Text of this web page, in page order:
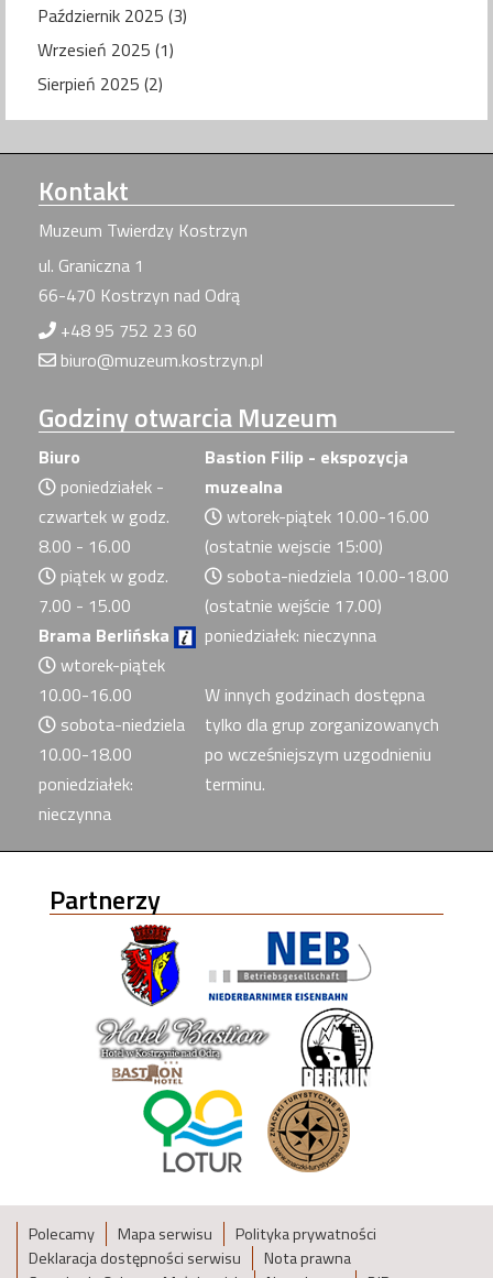
Październik 2025 (3)
Wrzesień 2025 (1)
Sierpień 2025 (2)
Kontakt
Muzeum Twierdzy Kostrzyn
ul. Graniczna 1
66-470 Kostrzyn nad Odrą
+48 95 752 23 60
biuro@muzeum.kostrzyn.pl
Godzinyotwarcia Muzeum
Biuro
poniedziałek -
czwartek w godz.
8.00 - 16.00
piątek w godz.
7.00 - 15.00
Brama Berlińska
wtorek-piątek
10.00-16.00
sobota-niedziela
10.00-18.00
poniedziałek:
nieczynna
Bastion Filip - ekspozycja
muzealna
wtorek-piątek 10.00-16.00
(ostatnie wejscie 15:00)
sobota-niedziela 10.00-18.00
(ostatnie wejście 17.00)
poniedziałek: nieczynna
W innych godzinach dostępna
tylko dla grup zorganizowanych
po wcześniejszym uzgodnieniu
terminu.
Partnerzy
Polecamy Mapa serwisu
Polityka prywatności
Deklaracja dostępności serwisu
Nota prawna